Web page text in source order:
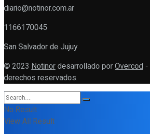
diario@notinor.com.ar
1166170045
San Salvador de Jujuy
© 2023 Notinordesarrollado porOvercod
derechos reservados.
No Result
View All Result